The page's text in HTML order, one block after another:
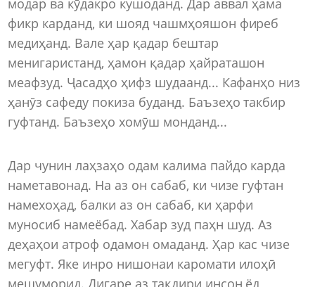
модар ва кӯдакро кушоданд. Дар аввал ҳама
фикр карданд, ки шояд чашмҳояшон фиреб
медиҳанд. Вале ҳар қадар бештар
менигаристанд, ҳамон қадар ҳайраташон
меафзуд. Ҷасадҳо ҳифз шудаанд... Кафанҳо низ
ҳанӯз сафеду покиза буданд. Баъзеҳо такбир
гуфтанд. Баъзеҳо хомӯш монданд...
Дар чунин лаҳзаҳо одам калима пайдо карда
наметавонад. На аз он сабаб, ки чизе гуфтан
намехоҳад, балки аз он сабаб, ки ҳарфи
муносиб намеёбад. Хабар зуд паҳн шуд. Аз
деҳаҳои атроф одамон омаданд. Ҳар кас чизе
мегуфт. Яке инро нишонаи каромати илоҳӣ
мешуморид. Дигаре аз тақдири инсон ёд